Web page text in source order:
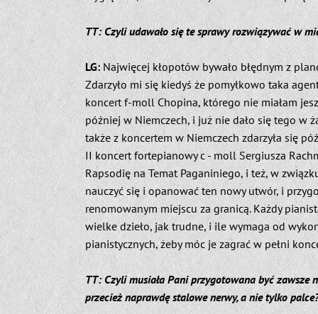
TT: Czyli udawało się te sprawy rozwiązywać w
LG: Najwięcej kłopotów bywało błędnym z
Zdarzyło mi się kiedyś że pomyłkowo taka
koncert f-moll Chopina, którego nie miałam
później w Niemczech, i już nie dało się tego w
także z koncertem w Niemczech zdarzyła się
II koncert fortepianowy c - moll Sergiusza
Rapsodię na Temat Paganiniego, i też, w
nauczyć się i opanować ten nowy utwór, i
renomowanym miejscu za granicą. Każdy
wielke dzieło, jak trudne, i ile wymaga od
pianistycznych, żeby móc je zagrać w pełni
TT: Czyli musiała Pani przygotowana być zawsze
przecież naprawdę stalowe nerwy, a nie tylko